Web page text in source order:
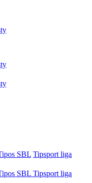
SBL Tipsport liga
SBL Tipsport liga